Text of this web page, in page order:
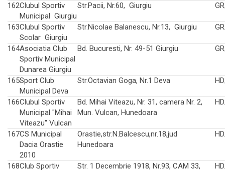
162Clubul Sportiv
Municipal Giurgiu
Str.Pacii, Nr.60, Giurgiu
163Clubul Sportiv
Scolar Giurgiu
Str.Nicolae Balanescu, Nr.13, Giurgiu
164Asociatia Club
Sportiv Municipal
Dunarea Giurgiu
Bd. Bucuresti, Nr. 49-51 Giurgiu
165Sport Club
Municipal Deva
Str.Octavian Goga, Nr.1 Deva
166Clubul Sportiv
Municipal "Mihai
Viteazu" Vulcan
Bd. Mihai Viteazu, Nr. 31, camera Nr. 2,
Mun. Vulcan, Hunedoara
167CS Municipal
Dacia Orastie
2010
Orastie,str.N.Balcescu,nr.18,jud
Hunedoara
168Club Sportiv
Str. 1 Decembrie 1918, Nr.93, CAM 33,